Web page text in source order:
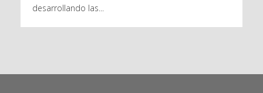
desarrollando las...